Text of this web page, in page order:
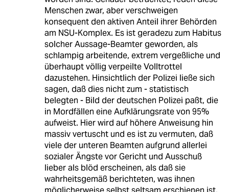
Menschen zwar, aber verschweigen
konsequent den aktiven Anteil ihrer Behörden
am NSU-Komplex. Es ist geradezu zum Habitus
solcher Aussage-Beamter geworden, als
schlampig arbeitende, extrem vergeßliche und
überhaupt völlig verpeilte Volltrottel
dazustehen. Hinsichtlich der Polizei ließe sich
sagen, daß dies nicht zum - statistisch
belegten - Bild der deutschen Polizei paßt, die
in Mordfällen eine Aufklärungsrate von 95%
aufweist. Hier wird auf höhere Anweisung hin
massiv vertuscht und es ist zu vermuten, daß
viele der unteren Beamten aufgrund allerlei
sozialer Ängste vor Gericht und Ausschuß
lieber als blöd erscheinen, als daß sie
wahrheitsgemäß berichteten, was ihnen